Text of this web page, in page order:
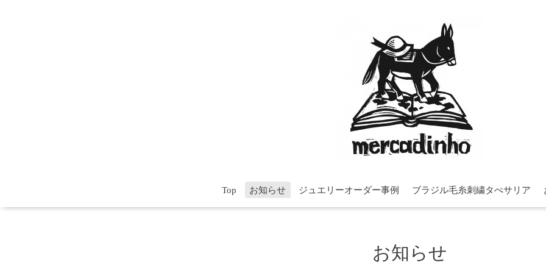
Top お知らせ ジュエリーオーダー事例 ブラジル毛糸刺繍タぺサリア
お知らせ